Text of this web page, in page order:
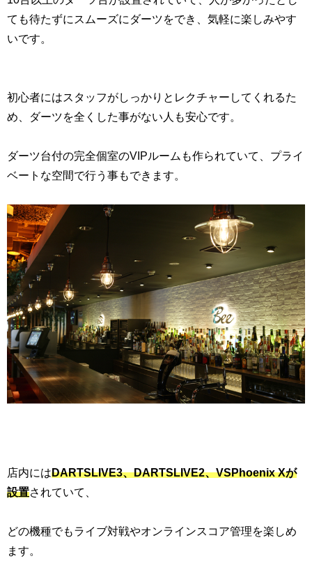
ても待たずにスムーズにダーツをでき、気軽に楽しみやす
いです。
初心者にはスタッフがしっかりとレクチャーしてくれるた
め、ダーツを全くした事がない人も安心です。
ダーツ台付の完全個室のVIPルームも作られていて、プライ
ベートな空間で行う事もできます。
店内にはDARTSLIVE3、DARTSLIVE2、VSPhoenix Xが
設置されていて、
どの機種でもライブ対戦やオンラインスコア管理を楽しめ
ます。